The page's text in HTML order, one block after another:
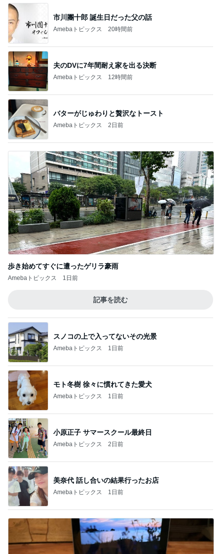
市川團十郎 誕生日だった父の話
Amebaトピックス 20時間前
夫のDVに7年間耐え家を出る決断
Amebaトピックス 12時間前
バターがじゅわりと贅沢なトースト
Amebaトピックス 2日前
歩き始めてすぐに遭ったゲリラ豪雨
Amebaトピックス 1日前
記事を読む
スノコの上で入ってないその光景
Amebaトピックス 1日前
モト冬樹 徐々に慣れてきた愛犬
Amebaトピックス 1日前
小原正子 サマースクール最終日
Amebaトピックス 2日前
美奈代 話し合いの結果行ったお店
Amebaトピックス 1日前